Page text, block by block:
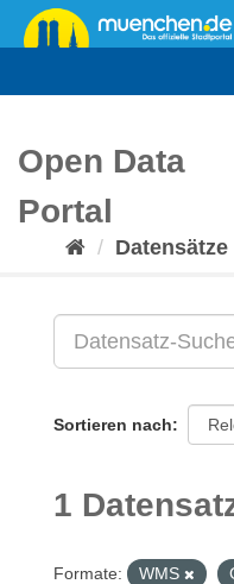
Überspringen
zum
Open Data
Portal
Datensätze
Sortieren nach
1
Formate: WMS